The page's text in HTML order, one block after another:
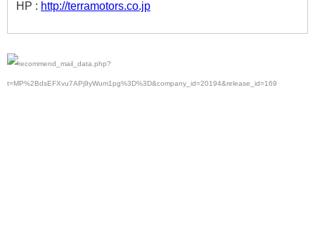
HP : http://terramotors.co.jp